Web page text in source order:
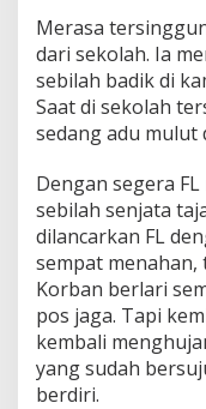
Merasa
dari sekolah. Ia
sebilah badik di
Saat di sekolah
sedang adu mulut
Dengan segera
sebilah senjata
dilancarkan FL
sempat menahan,
Korban berlari
pos jaga. Tapi
kembali
yang sudah
berdiri.